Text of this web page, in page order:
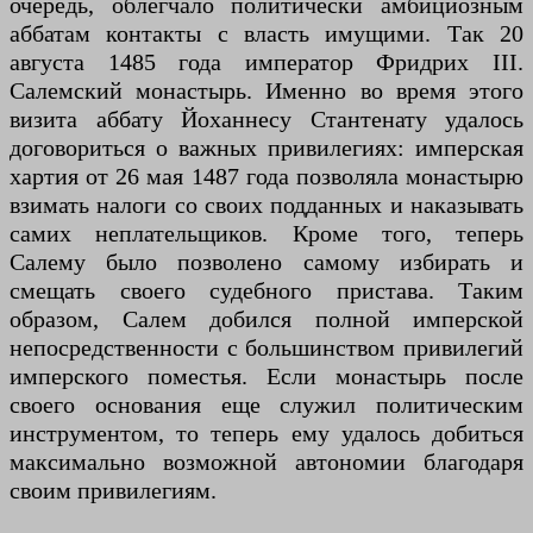
аббатам контакты с власть имущими. Так 20
августа 1485 года император Фридрих III.
Салемский монастырь. Именно во время этого
визита аббату Йоханнесу Стантенату удалось
договориться о важных привилегиях: имперская
хартия от 26 мая 1487 года позволяла монастырю
взимать налоги со своих подданных и наказывать
самих неплательщиков. Кроме того, теперь
Салему было позволено самому избирать и
смещать своего судебного пристава. Таким
образом, Салем добился полной имперской
непосредственности с большинством привилегий
имперского поместья. Если монастырь после
своего основания еще служил политическим
инструментом, то теперь ему удалось добиться
максимально возможной автономии благодаря
своим привилегиям.